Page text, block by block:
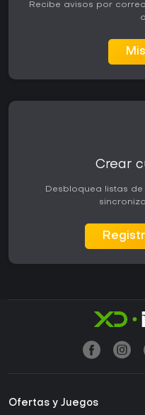
Recibe avisos por
Crear
Desbloquea listas
Ofertas y Juegos